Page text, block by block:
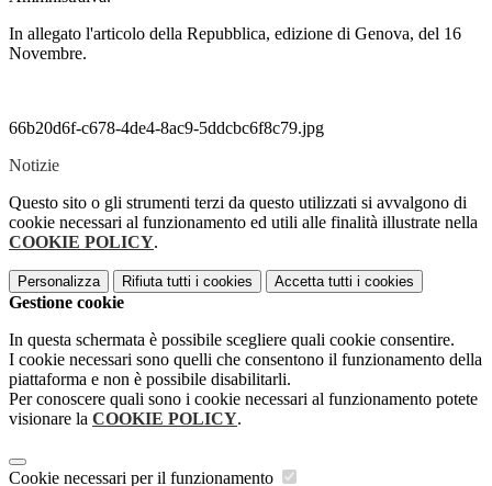
In allegato l'articolo della Repubblica, edizione di Genova, del 16
Novembre.
66b20d6f-c678-4de4-8ac9-5ddcbc6f8c79.jpg
Notizie
Questo sito o gli strumenti terzi da questo utilizzati si avvalgono di
cookie necessari al funzionamento ed utili alle finalità illustrate nella
COOKIE POLICY.
Personalizza Rifiuta tutti i cookies Accetta tutti i cookies
Gestione cookie
In questa schermata è possibile scegliere quali cookie consentire.
I cookie necessari sono quelli che consentono il funzionamento della
piattaforma e non è possibile disabilitarli.
Per conoscere quali sono i cookie necessari al funzionamento potete
visionare la COOKIE POLICY.
Cookie necessari per il funzionamento